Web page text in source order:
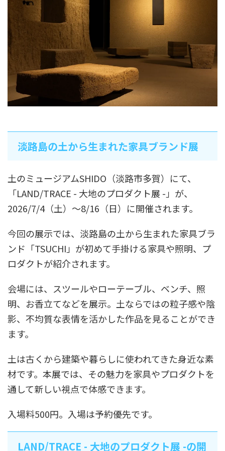
淡路島の土から生まれた家具ブランド展
土のミュージアムSHIDO（淡路市多賀）にて、
「LAND/TRACE - 大地のプロダクト展 -」が、
2026/7/4（土）～8/16（日）に開催されます。
今回の展示では、淡路島の土から生まれた家具ブラ
ンド「TSUCHI」が初めて手掛ける家具や照明、プ
ロダクトが紹介されます。
会場には、スツールやローテーブル、ベンチ、照
明、お香立てなどを展示。土ならではの粒子感や陰
影、不均質な表情を活かした作品を見ることができ
ます。
土は古くから建築や暮らしに使われてきた身近な素
材です。本展では、その魅力を家具やプロダクトを
通して新しい視点で体感できます。
入場料500円。入場は予約優先です。
LAND/TRACE - 大地のプロダクト展 -の開